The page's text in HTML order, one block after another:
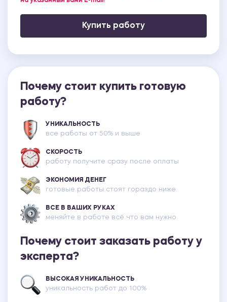
Купить работу
Почему стоит купить готовую
работу?
УНИКАЛЬНОСТЬ
все работы от 50% и выше
СКОРОСТЬ
работу получите сразу после оплаты
ЭКОНОМИЯ ДЕНЕГ
готовые работы стоят гораздо ниже
ВСЕ В ВАШИХ РУКАХ
меняйте в работе всё что вам нужно
Почему стоит заказать работу у
эксперта?
ВЫСОКАЯ УНИКАЛЬНОСТЬ
уникальность работ до 100%